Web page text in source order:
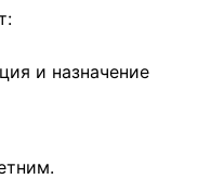
и назначение